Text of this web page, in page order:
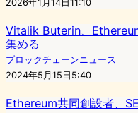
2026年1月14日11:10
Vitalik Buterin、
集める
ブロックチェーンニュース
2024年5月15日5:40
Ethereum共同創設者、